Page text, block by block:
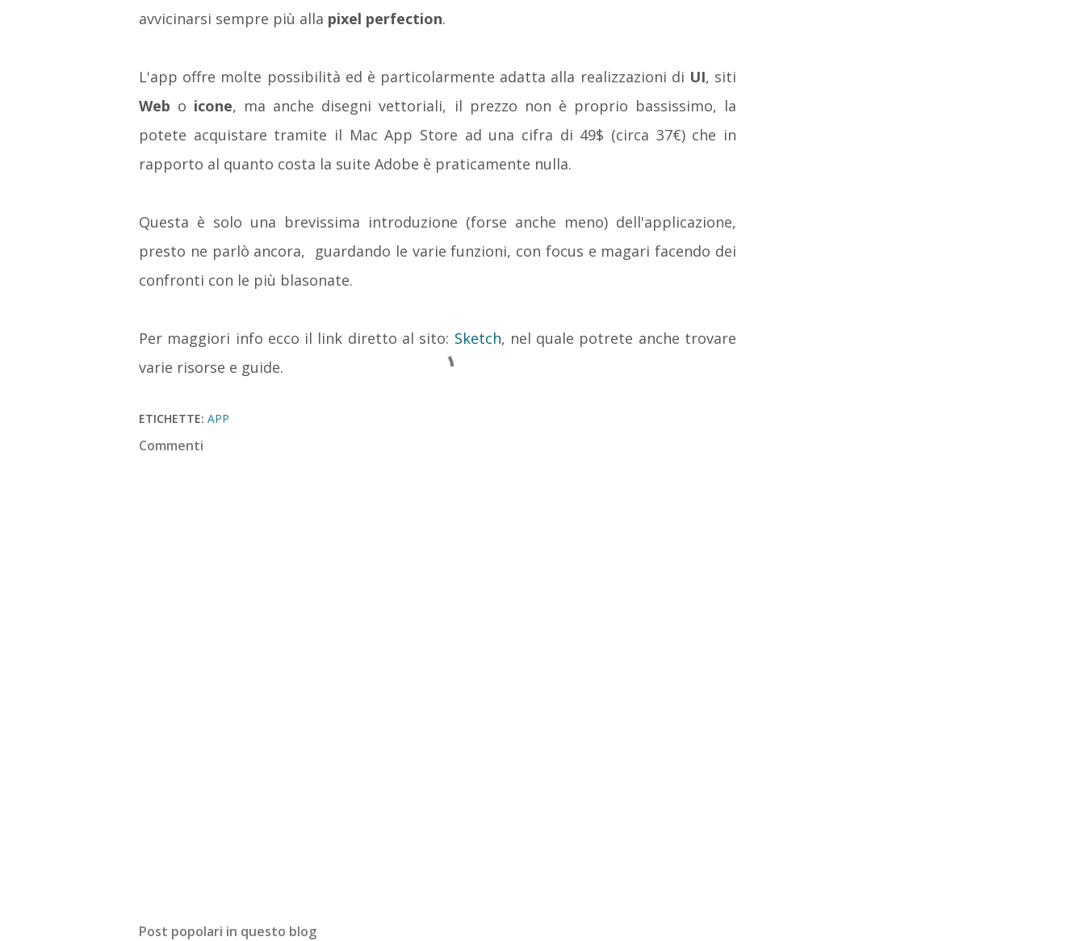
avvicinarsi sempre più alla pixel perfection.
L'app offre molte possibilità ed è particolarmente adatta alla realizzazioni di UI, siti
Web o icone, ma anche disegni vettoriali, il prezzo non è proprio bassissimo, la
potete acquistare tramite il Mac App Store ad una cifra di 49$ (circa 37€) che in
rapporto al quanto costa la suite Adobe è praticamente nulla.
Questa è solo una brevissima introduzione (forse anche meno) dell'applicazione,
presto ne parlò ancora, guardando le varie funzioni, con focus e magari facendo dei
confronti con le più blasonate.
Per maggiori info ecco il link diretto al sito: Sketch, nel quale potrete anche trovare
varie risorse e guide.
ETICHETTE: APP
Commenti
Post popolari in questo blog